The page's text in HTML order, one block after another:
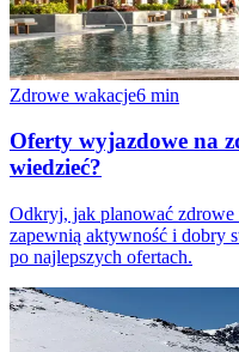
Zdrowe wakacje6 min
Oferty wyjazdowe na
wiedzieć?
Odkryj, jak planować
zapewnią aktywność i dobry
po najlepszych ofertach.